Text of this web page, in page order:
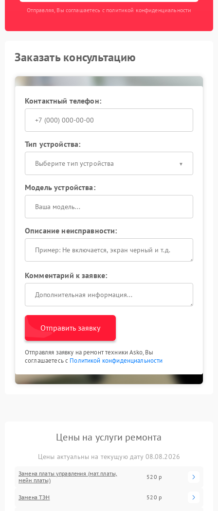
Отправляя, Вы соглашаетесь с политикой конфиденциальности
Заказать консультацию
Контактный телефон:
Тип устройства:
Выберите тип устройства
Модель устройства:
Описание неисправности:
Комментарий к заявке:
Отправить заявку
Отправляя заявку на ремонт техники Asko, Вы
соглашаетесь с Политикой конфиденциальности
Цены на услуги ремонта
Цены актуальны на текущую дату 08.08.2026
Замена платы управления (мат.платы,
мейн платы)
520 р
Замена ТЭН 520 р